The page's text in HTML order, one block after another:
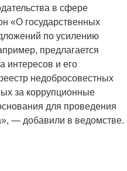
в сфере
«О государственных
по усилению
предлагается
интересов и его
недобросовестных
за коррупционные
для проведения
— добавили в ведомстве.